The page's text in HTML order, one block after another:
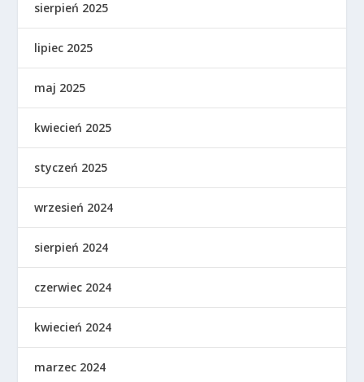
sierpień 2025
lipiec 2025
maj 2025
kwiecień 2025
styczeń 2025
wrzesień 2024
sierpień 2024
czerwiec 2024
kwiecień 2024
marzec 2024